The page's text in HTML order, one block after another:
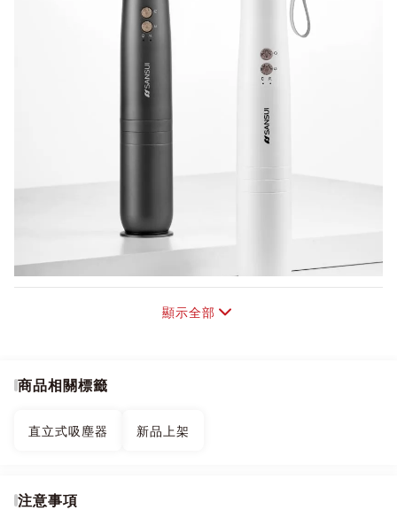
顯示全部
商品相關標籤
直立式吸塵器 新品上架
注意事項